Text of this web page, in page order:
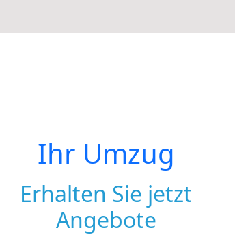
Ihr Umzug
Erhalten Sie jetzt
Angebote